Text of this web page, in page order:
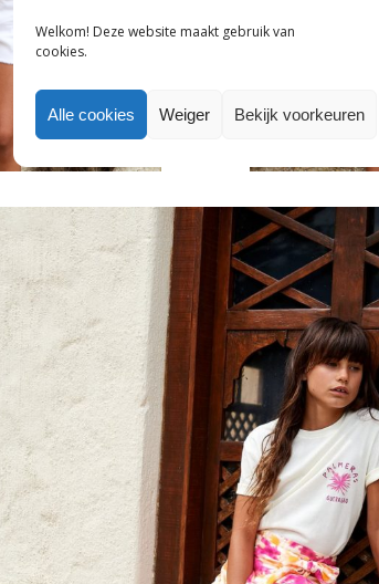
Welkom! Deze website maakt gebruik van
cookies.
Alle cookies Weiger Bekijk voorkeuren